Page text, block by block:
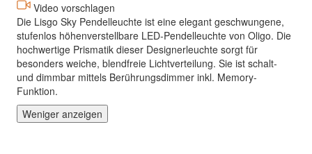
Video vorschlagen
Die Lisgo Sky Pendelleuchte ist eine elegant geschwungene,
stufenlos höhenverstellbare LED-Pendelleuchte von Oligo. Die
hochwertige Prismatik dieser Designerleuchte sorgt für
besonders weiche, blendfreie Lichtverteilung. Sie ist schalt-
und dimmbar mittels Berührungsdimmer inkl. Memory-
Funktion.
Weniger anzeigen